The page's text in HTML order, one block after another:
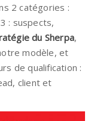
2 catégories :
: suspects,
du Sherpa,
modèle, et
de qualification :
client et